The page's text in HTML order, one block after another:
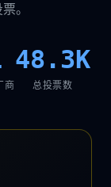
。
商
48.3K
总投票数